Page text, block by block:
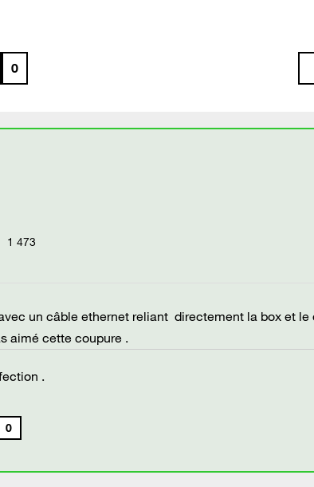
0
1 473
un câble ethernet reliant directement la box et le
aimé cette coupure .
.
0